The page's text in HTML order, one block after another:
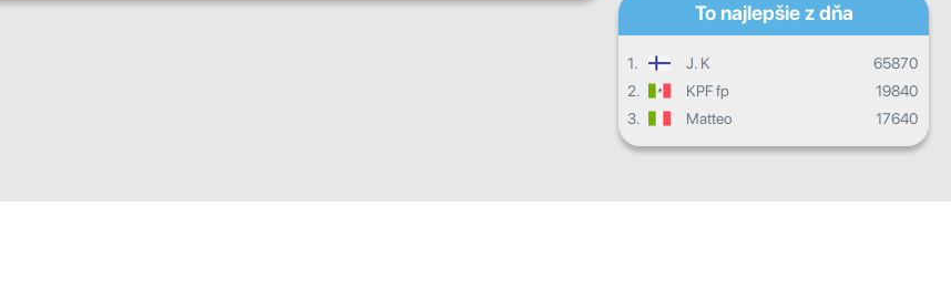
To najlepšie z dňa
1. J. K
65870
2.
KPF fp
19840
3.
Matteo 17640